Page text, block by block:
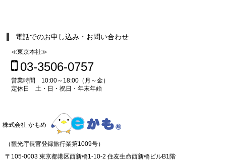
電話でのお申し込み・お問い合わせ
≪東京本社≫
03-3506-0757
営業時間 10:00～18:00（月～金）
定休日 土・日・祝日・年末年始
株式会社 かもめ
（観光庁長官登録旅行業第1009号）
〒105-0003 東京都港区西新橋1-10-2 住友生命西新橋ビルB1階